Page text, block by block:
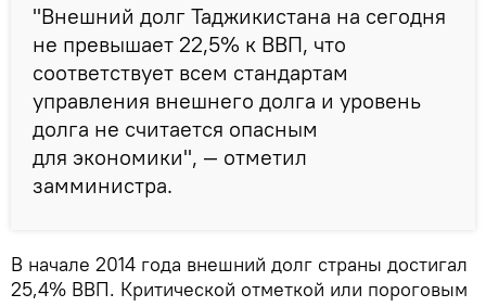
"Внешний долг Таджикистана на сегодня
не превышает 22,5% к ВВП, что
соответствует всем стандартам
управления внешнего долга и уровень
долга не считается опасным
для экономики", — отметил
замминистра.
В начале 2014 года внешний долг страны достигал
25,4% ВВП. Критической отметкой или пороговым